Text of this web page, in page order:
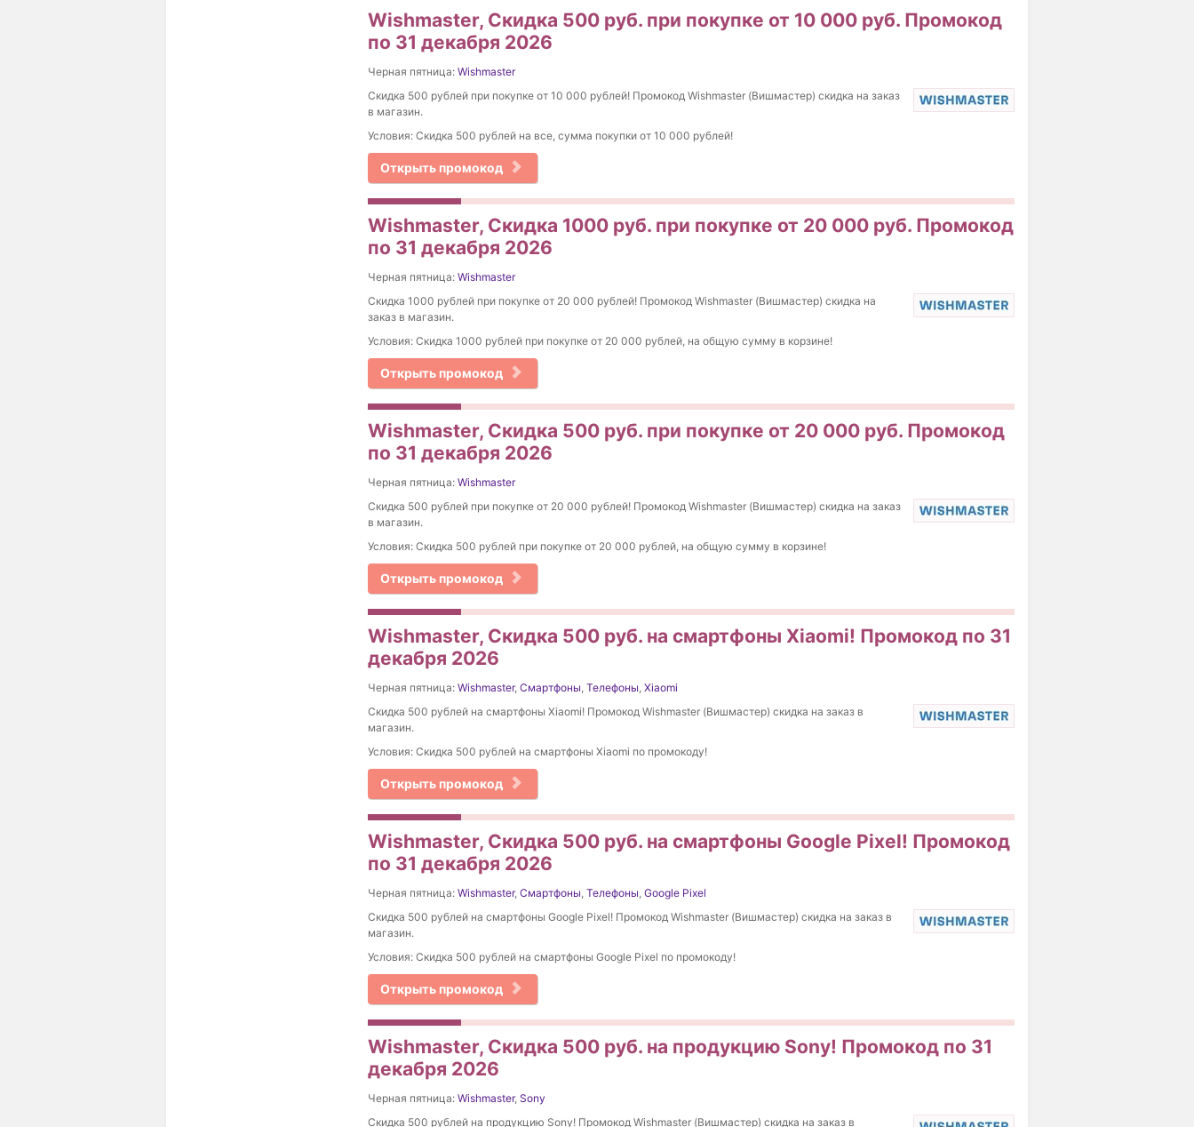
Wishmaster, Скидка 500 руб. при покупке от 10 000 руб. Промокод
по 31 декабря 2026
Черная пятница: Wishmaster
Скидка 500 рублей при покупке от 10 000 рублей! Промокод Wishmaster (Вишмастер) скидка на заказ
в магазин.
Условия: Скидка 500 рублей на все, сумма покупки от 10 000 рублей!
Открыть промокод
Wishmaster, Скидка 1000 руб. при покупке от 20 000 руб. Промокод
по 31 декабря 2026
Черная пятница: Wishmaster
Скидка 1000 рублей при покупке от 20 000 рублей! Промокод Wishmaster (Вишмастер) скидка на
заказ в магазин.
Условия: Скидка 1000 рублей при покупке от 20 000 рублей, на общую сумму в корзине!
Открыть промокод
Wishmaster, Скидка 500 руб. при покупке от 20 000 руб. Промокод
по 31 декабря 2026
Черная пятница: Wishmaster
Скидка 500 рублей при покупке от 20 000 рублей! Промокод Wishmaster (Вишмастер) скидка на заказ
в магазин.
Условия: Скидка 500 рублей при покупке от 20 000 рублей, на общую сумму в корзине!
Открыть промокод
Wishmaster, Скидка 500 руб. на смартфоны Xiaomi! Промокод по 31
декабря 2026
Черная пятница: Wishmaster, Смартфоны, Телефоны, Xiaomi
Скидка 500 рублей на смартфоны Xiaomi! Промокод Wishmaster (Вишмастер) скидка на заказ в
магазин.
Условия: Скидка 500 рублей на смартфоны Xiaomi по промокоду!
Открыть промокод
Wishmaster, Скидка 500 руб. на смартфоны Google Pixel! Промокод
по 31 декабря 2026
Черная пятница: Wishmaster, Смартфоны, Телефоны, Google Pixel
Скидка 500 рублей на смартфоны Google Pixel! Промокод Wishmaster (Вишмастер) скидка на заказ в
магазин.
Условия: Скидка 500 рублей на смартфоны Google Pixel по промокоду!
Открыть промокод
Wishmaster, Скидка 500 руб. на продукцию Sony! Промокод по 31
декабря 2026
Черная пятница: Wishmaster, Sony
Скидка 500 рублей на продукцию Sony! Промокод Wishmaster (Вишмастер) скидка на заказ в